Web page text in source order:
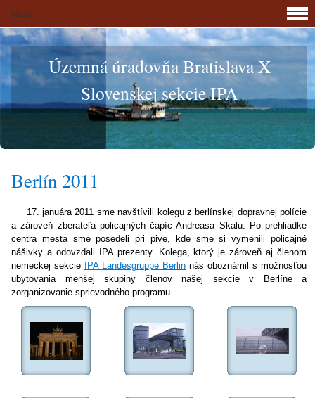
Územná úradovňa Bratislava X
Slovenskej sekcie IPA
Berlín 2011
17. januára 2011 sme navštívili kolegu z berlínskej dopravnej polície
a zároveň zberateľa policajných čapíc Andreasa Skalu. Po prehliadke
centra mesta sme posedeli pri pive, kde sme si vymenili policajné
nášivky a odovzdali IPA prezenty. Kolega, ktorý je zároveň aj členom
nemeckej sekcie
IPA Landesgruppe Berlin nás oboznámil s možnosťou
ubytovania menšej skupiny členov našej sekcie v Berlíne a
zorganizovanie sprievodného programu.
Menu